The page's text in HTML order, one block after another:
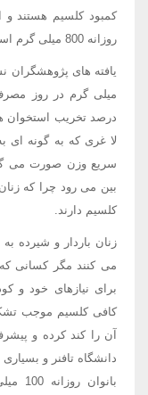
کمبود کلسیم هستند و
روزانه 800 میلی گرم است.)
درصد تخریب استخوان
لا غری که به گونه ای
سریع وزن صورت می
بین می رود چرا که
کلسیم دارند.
زنان باردار و شیرده
می کنند مگر کسانی
برای نیازهای خود و
کافی کلسیم موجب
آن را کند کرده و
دانشگاه تافنر و